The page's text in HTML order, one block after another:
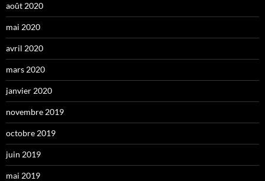
août 2020
mai 2020
avril 2020
mars 2020
janvier 2020
novembre 2019
octobre 2019
juin 2019
mai 2019